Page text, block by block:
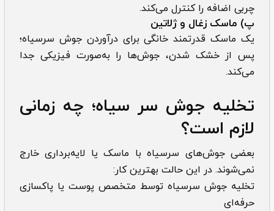
چربی اضافه را کنترل می‌کند.
پ) ماسک زغال و ژلاتین
یک ماسک قدرتمند خانگی برای درآوردن جوش سرسیاه؛
پس از خشک شدن، جوش‌ها را به‌صورت فیزیکی جدا
می‌کند.
تخلیه جوش سر سیاه؛ چه زمانی
لازم است؟
بعضی جوش‌های سرسیاه با ماسک یا لایه‌برداری خارج
نمی‌شوند. در این حالت بهترین کار:
تخلیه جوش سرسیاه توسط متخصص پوست یا پاکسازی
حرفه‌ای